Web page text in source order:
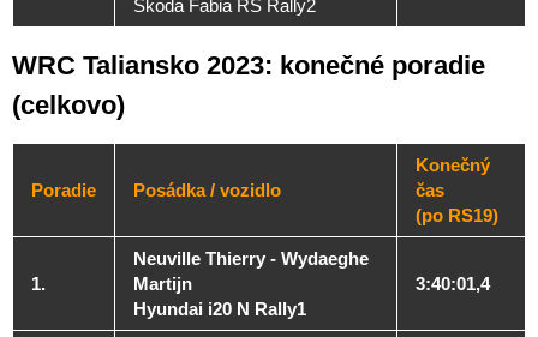
Škoda Fabia RS Rally2
WRC Taliansko 2023: konečné poradie
(celkovo)
Poradie Posádka / vozidlo
Konečný
čas
(po RS19)
1.
Neuville Thierry - Wydaeghe
Martijn
Hyundai i20 N Rally1
3:40:01,4